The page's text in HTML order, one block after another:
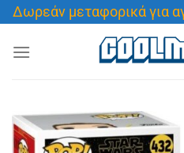
Μετάβαση
στο
περιεχόμενο
Δωρεάν μεταφορικά για